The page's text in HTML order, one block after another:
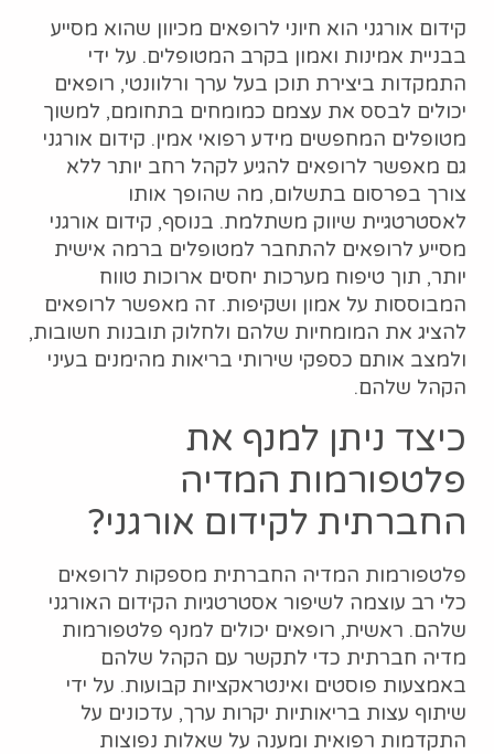
קידום אורגני הוא חיוני לרופאים מכיוון שהוא מסייע
בבניית אמינות ואמון בקרב המטופלים. על ידי
התמקדות ביצירת תוכן בעל ערך ורלוונטי, רופאים
יכולים לבסס את עצמם כמומחים בתחומם, למשוך
מטופלים המחפשים מידע רפואי אמין. קידום אורגני
גם מאפשר לרופאים להגיע לקהל רחב יותר ללא
צורך בפרסום בתשלום, מה שהופך אותו
לאסטרטגיית שיווק משתלמת. בנוסף, קידום אורגני
מסייע לרופאים להתחבר למטופלים ברמה אישית
יותר, תוך טיפוח מערכות יחסים ארוכות טווח
המבוססות על אמון ושקיפות. זה מאפשר לרופאים
להציג את המומחיות שלהם ולחלוק תובנות חשובות,
ולמצב אותם כספקי שירותי בריאות מהימנים בעיני
הקהל שלהם.
כיצד ניתן למנף את
פלטפורמות המדיה
החברתית לקידום אורגני?
פלטפורמות המדיה החברתית מספקות לרופאים
כלי רב עוצמה לשיפור אסטרטגיות הקידום האורגני
שלהם. ראשית, רופאים יכולים למנף פלטפורמות
מדיה חברתית כדי לתקשר עם הקהל שלהם
באמצעות פוסטים ואינטראקציות קבועות. על ידי
שיתוף עצות בריאותיות יקרות ערך, עדכונים על
התקדמות רפואית ומענה על שאלות נפוצות